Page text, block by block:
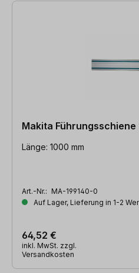
17 Artikel gefunden
Makita Führungsschiene
Länge: 1000 mm
Art.-Nr.: MA-199140-0
Auf Lager, Lieferung in 1-2
64,52 €
inkl. MwSt. zzgl.
Versandkosten